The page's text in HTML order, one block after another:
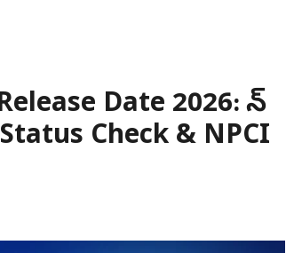
Date 2026: జూన్
Check & NPCI